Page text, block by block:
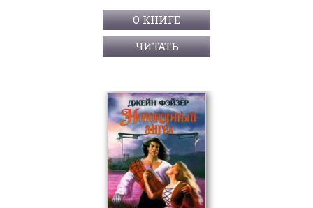
О КНИГЕ
ЧИТАТЬ